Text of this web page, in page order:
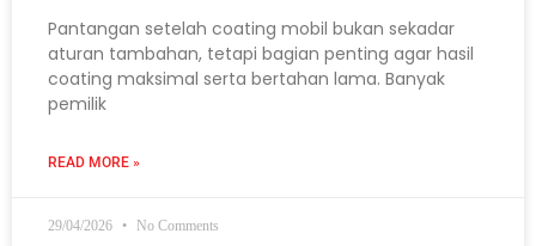
Pantangan setelah coating mobil bukan sekadar
aturan tambahan, tetapi bagian penting agar hasil
coating maksimal serta bertahan lama. Banyak
pemilik
READ MORE »
29/04/2026 No Comments